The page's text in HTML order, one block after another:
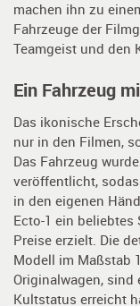
machen ihn zu
Fahrzeuge der
Teamgeist und den
Ein Fahrzeug
Das ikonische
nur in den Filmen,
Das Fahrzeug
veröffentlicht,
in den eigenen
Ecto-1 ein
Preise erzielt. Die
Modell im Maßstab
Originalwagen, sind
Kultstatus erreicht